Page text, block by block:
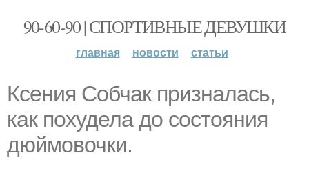
90-60-90 | СПОРТИВНЫЕ ДЕВУШКИ
главная новости статьи
Ксения Собчак призналась,
как похудела до состояния
дюймовочки.